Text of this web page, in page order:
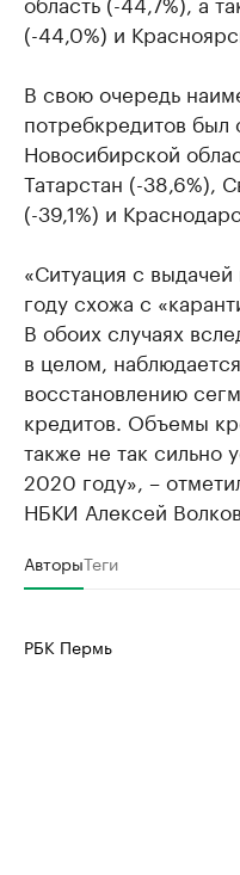
(-44,0%) и
В свою очередь
потребкредитов был
Новосибирской
Татарстан (-38,6%),
(-39,1%) и
«Ситуация с
году схожа с
В обоих случаях
в целом,
восстановлению
кредитов. Объемы
также не так сильно
2020 году», –
НБКИ Алексей Волков.
АвторыТеги
РБК Пермь